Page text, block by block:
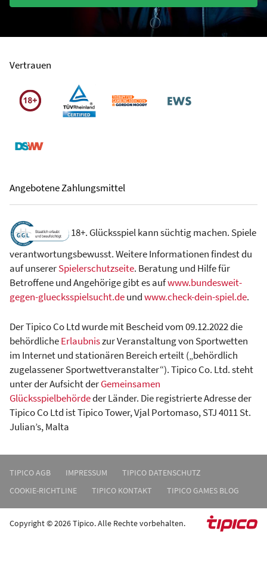
Vertrauen
Angebotene Zahlungsmittel
18+. Glücksspiel kann süchtig machen. Spiele
verantwortungsbewusst. Weitere Informationen findest du
auf unsererSpielerschutzseite. Beratung und Hilfe für
Betroffene und Angehörige gibt es aufwww.bundesweit-
gegen-gluecksspielsucht.deundwww.check-dein-spiel.de.
Der Tipico Co Ltd wurde mit Bescheid vom 09.12.2022 die
behördlicheErlaubniszur Veranstaltung von Sportwetten
im Internet und stationären Bereich erteilt („behördlich
zugelassener Sportwettveranstalter“). Tipico Co. Ltd. steht
unter der Aufsicht derGemeinsamen
Glücksspielbehördeder Länder. Die registrierte Adresse der
Tipico Co Ltd ist Tipico Tower, Vjal Portomaso, STJ 4011 St.
Julian’s, Malta
TIPICO AGB IMPRESSUM
TIPICO DATENSCHUTZ
COOKIE-RICHTLINE
TIPICO KONTAKT TIPICO GAMES BLOG
Copyright © 2026 Tipico. Alle Rechte vorbehalten.